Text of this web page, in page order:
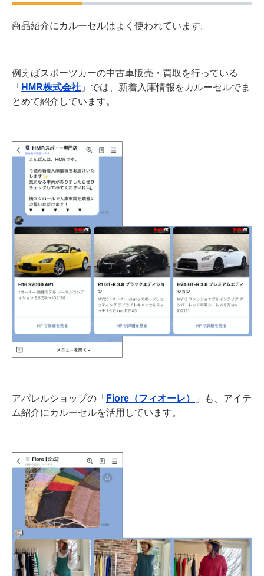
商品紹介にカルーセルはよく使われています。
例えばスポーツカーの中古車販売・買取を行っている
「 HMR株式会社 」では、新着入庫情報をカルーセルでま
とめて紹介しています。
アパレルショップの「 Fiore（フィオーレ）
」も、アイテ
ム紹介にカルーセルを活用しています。